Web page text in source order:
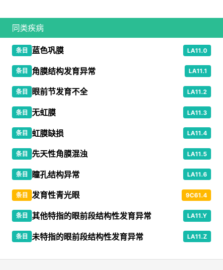
同类疾病
条目 蓝色巩膜 LA11.0
条目 角膜结构发育异常 LA11.1
条目 眼前节发育不全 LA11.2
条目 无虹膜 LA11.3
条目 虹膜缺损 LA11.4
条目 先天性角膜混浊 LA11.5
条目 瞳孔结构异常 LA11.6
条目 发育性青光眼 9C61.4
条目 其他特指的眼前段结构性发育异常 LA11.Y
条目 未特指的眼前段结构性发育异常 LA11.Z